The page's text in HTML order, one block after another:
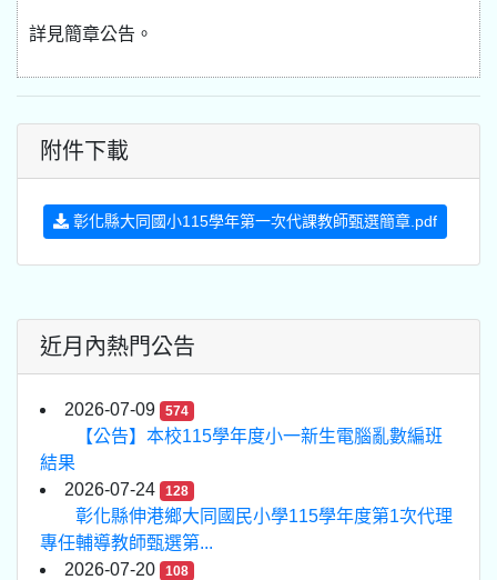
詳見簡章公告。
附件下載
彰化縣大同國小115學年第一次代課教師甄選簡章.pdf
近月內熱門公告
2026-07-09 574
【公告】本校115學年度小一新生電腦亂數編班
結果
2026-07-24
128
彰化縣伸港鄉大同國民小學115學年度第1次代理
專任輔導教師甄選第...
2026-07-20
108